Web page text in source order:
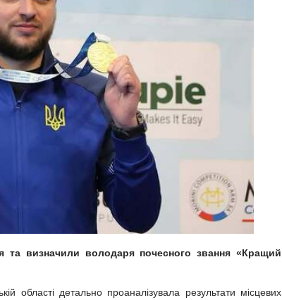
та визначили володаря почесного звання «Кращий
області детально проаналізувала результати місцевих